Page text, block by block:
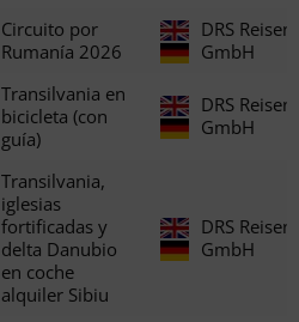
Circuito por
Rumanía 2026
DRS Reisen
GmbH
Transilvania en
bicicleta (con
guía)
DRS Reisen
GmbH
Transilvania,
iglesias
fortificadas y
delta Danubio
en coche
alquiler Sibiu
DRS Reisen
GmbH